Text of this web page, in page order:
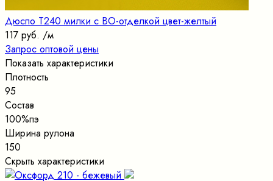
Дюспо Т240 милки с ВО-отделкой цвет-желтый
117 руб. /м
Запрос оптовой цены
Показать характеристики
Плотность
95
Состав
100%пэ
Ширина рулона
150
Скрыть характеристики